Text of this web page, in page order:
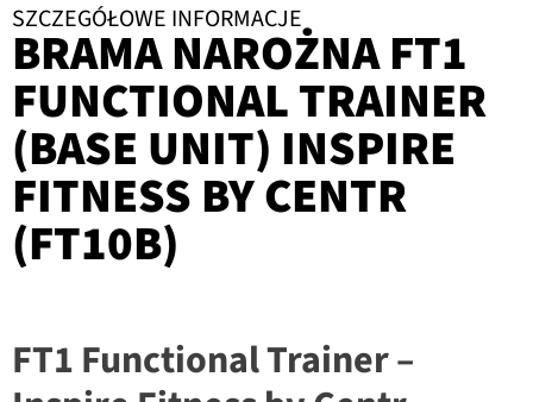
SZCZEGÓŁOWE INFORMACJE
BRAMA NAROŻNA FT1
FUNCTIONAL TRAINER
(BASE UNIT) INSPIRE
FITNESS BY CENTR
(FT10B)
FT1 Functional Trainer –